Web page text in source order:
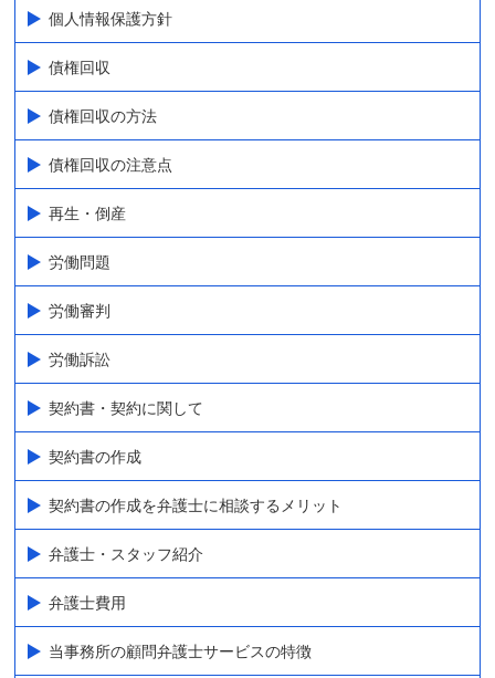
個人情報保護方針
債権回収
債権回収の方法
債権回収の注意点
再生・倒産
労働問題
労働審判
労働訴訟
契約書・契約に関して
契約書の作成
契約書の作成を弁護士に相談するメリット
弁護士・スタッフ紹介
弁護士費用
当事務所の顧問弁護士サービスの特徴